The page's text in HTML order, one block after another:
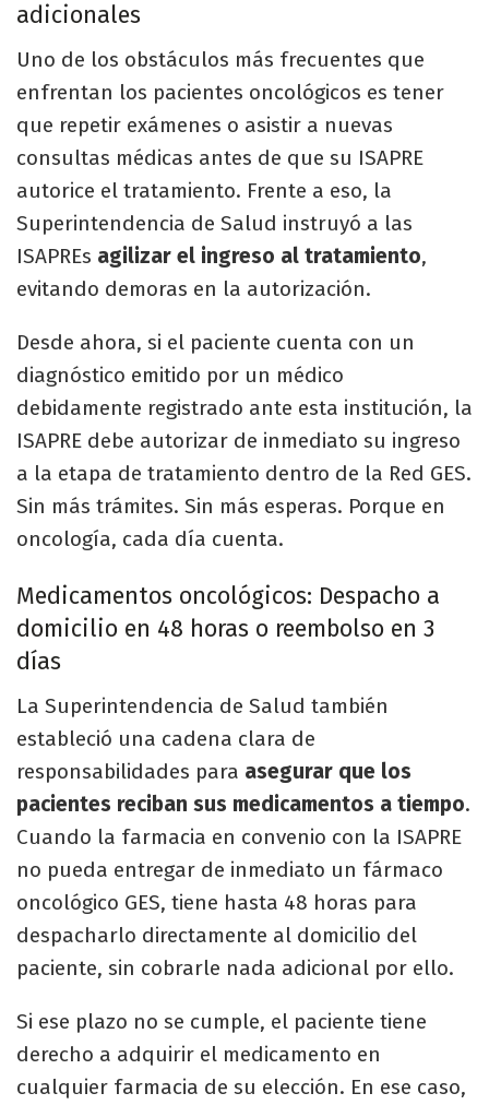
adicionales
Uno de los obstáculos más frecuentes que
enfrentan los pacientes oncológicos es tener
que repetir exámenes o asistir a nuevas
consultas médicas antes de que su ISAPRE
autorice el tratamiento. Frente a eso, la
Superintendencia de Salud instruyó a las
ISAPREs agilizar el ingreso al tratamiento,
evitando demoras en la autorización.
Desde ahora, si el paciente cuenta con un
diagnóstico emitido por un médico
debidamente registrado ante esta institución, la
ISAPRE debe autorizar de inmediato su ingreso
a la etapa de tratamiento dentro de la Red GES.
Sin más trámites. Sin más esperas. Porque en
oncología, cada día cuenta.
Medicamentos oncológicos: Despacho a
domicilio en 48 horas o reembolso en 3
días
La Superintendencia de Salud también
estableció una cadena clara de
responsabilidades para asegurar que los
pacientes reciban sus medicamentos a tiempo.
Cuando la farmacia en convenio con la ISAPRE
no pueda entregar de inmediato un fármaco
oncológico GES, tiene hasta 48 horas para
despacharlo directamente al domicilio del
paciente, sin cobrarle nada adicional por ello.
Si ese plazo no se cumple, el paciente tiene
derecho a adquirir el medicamento en
cualquier farmacia de su elección. En ese caso,